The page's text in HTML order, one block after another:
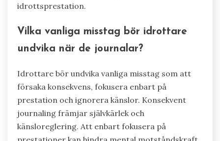
idrottsprestation.
Vilka vanliga misstag bör idrottare
undvika när de journalar?
Idrottare bör undvika vanliga misstag som att
försaka konsekvens, fokusera enbart på
prestation och ignorera känslor. Konsekvent
journaling främjar självkärlek och
känsloreglering. Att enbart fokusera på